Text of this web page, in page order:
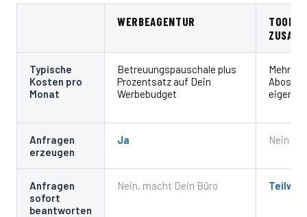
WERBEAGENTUR
TOOLS
Typische
Kosten pro
Monat
Betreuungspauschale plus
Prozentsatz auf Dein
Werbebudget
Abos
eigene
Anfragen
erzeugen
Ja Nein
Anfragen
sofort
beantworten
Nein, macht Dein Büro